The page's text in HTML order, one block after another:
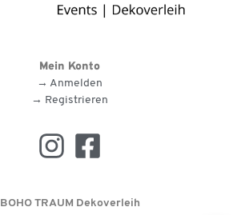
Mein Konto
→ Anmelden
→ Registrieren
BOHO TRAUM Dekoverleih